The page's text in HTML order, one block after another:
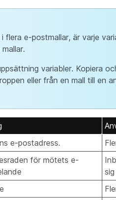
flera e-postmallar, är varje
variabler. Kopiera
eller från en mall till en
e-postadress.
för mötets e-